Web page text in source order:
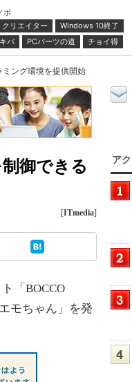
ボ
クリエイター
Windows 10終了
バ PCパーツの道 チョイ得
ミング環境を提供開始
御できる
[ITmedia]
「BOCCO
モちゃん」を発
ア